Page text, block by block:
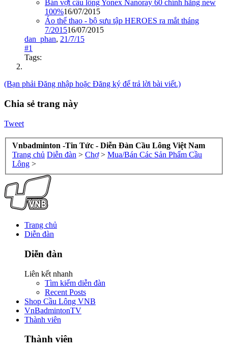
Bán vợt cầu lông Yonex Nanoray 60 chính hãng new
100%16/07/2015
Áo thể thao - bộ sưu tập HEROES ra mắt tháng
7/201516/07/2015
dan_phan, 21/7/15
#1
Tags:
(Bạn phải Đăng nhập hoặc Đăng ký để trả lời bài viết.)
Chia sẻ trang này
Tweet
Vnbadminton -Tin Tức - Diễn Đàn Cầu Lông Việt Nam
Trang chủ Diễn đàn > Chợ > Mua/Bán Các Sản Phẩm Cầu
Lông >
Trang chủ
Diễn đàn
Diễn đàn
Liên kết nhanh
Tìm kiếm diễn đàn
Recent Posts
Shop Cầu Lông VNB
VnBadmintonTV
Thành viên
Thành viên